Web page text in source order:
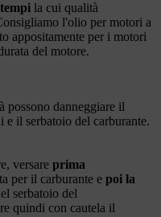
la cui qualità
l'olio per motori a
appositamente per i motori
del motore.
possono danneggiare il
il serbatoio del carburante.
versare prima
per il carburante e poi la
serbatoio del
quindi con cautela il